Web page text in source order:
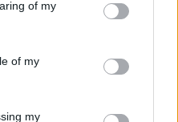
behaviour. You may click to
and its third-party tags to
purposes in below Google
of my
of my
my
nuove regole per
piattaforme